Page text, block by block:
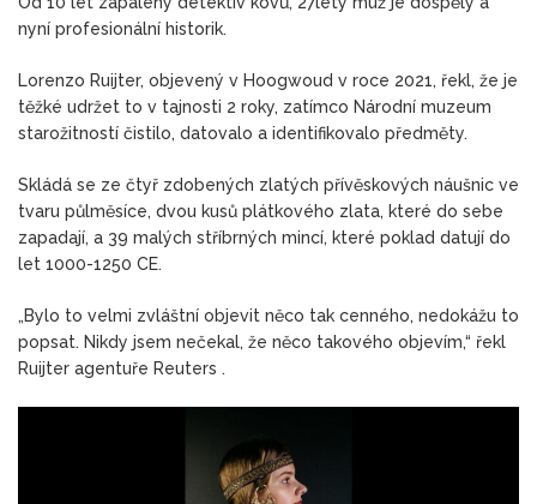
nyní profesionální historik.
Lorenzo Ruijter, objevený v Hoogwoud v roce 2021, řekl, že je
těžké udržet to v tajnosti 2 roky, zatímco Národní muzeum
starožitností čistilo, datovalo a identifikovalo předměty.
Skládá se ze čtyř zdobených zlatých přívěskových náušnic ve
tvaru půlměsíce, dvou kusů plátkového zlata, které do sebe
zapadají, a 39 malých stříbrných mincí, které poklad datují do
let 1000-1250 CE.
„Bylo to velmi zvláštní objevit něco tak cenného, ​​nedokážu to
popsat. Nikdy jsem nečekal, že něco takového objevím,“ řekl
Ruijter agentuře Reuters .